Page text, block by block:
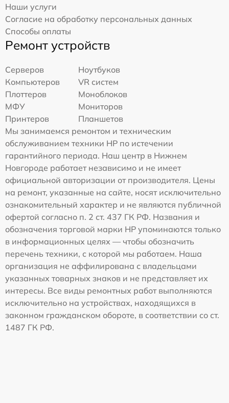
Наши услуги
Согласие на обработку персональных данных
Способы оплаты
Ремонт устройств
Серверов
Ноутбуков
Компьютеров
VR систем
Плоттеров
Моноблоков
МФУ
Мониторов
Принтеров
Планшетов
Мы занимаемся ремонтом и техническим
обслуживанием техники HP по истечении
гарантийного периода. Наш центр в Нижнем
Новгороде работает независимо и не имеет
официальной авторизации от производителя. Цены
на ремонт, указанные на сайте, носят исключительно
ознакомительный характер и не являются публичной
офертой согласно п. 2 ст. 437 ГК РФ. Названия и
обозначения торговой марки HP упоминаются только
в информационных целях — чтобы обозначить
перечень техники, с которой мы работаем. Наша
организация не аффилирована с владельцами
указанных товарных знаков и не представляет их
интересы. Все виды ремонтных работ выполняются
исключительно на устройствах, находящихся в
законном гражданском обороте, в соответствии со ст.
1487 ГК РФ.